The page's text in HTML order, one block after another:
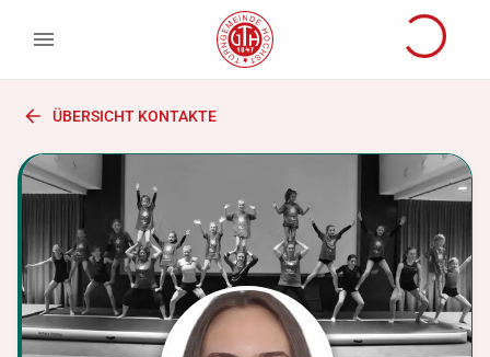
ÜBERSICHT KONTAKTE